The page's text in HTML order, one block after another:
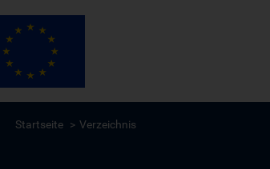
Startseite Verzeichnis